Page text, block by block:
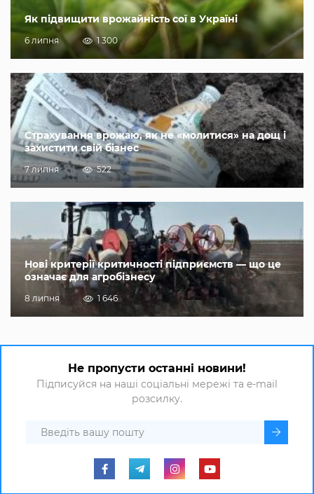
Як підвищити врожайність сої в Україні
6 липня 1 300
Страхування врожаю, як не «молитися» на дощ і
захистити свій бізнес
7 липня 522
Нові критерії критичності підприємств — що це
означає для агробізнесу
8 липня 1 646
Не пропусти останні новини!
Підписуйся на наші соціальні мережі та e-mail
розсилку.